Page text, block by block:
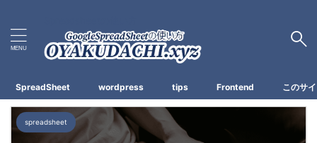
SpreadSheet wordpress tips Frontend このサ
spreadsheet